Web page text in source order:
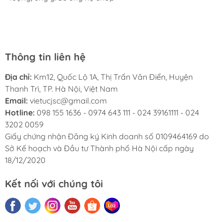
Thông tin liên hệ
Địa chỉ: Km12, Quốc Lộ 1A, Thị Trấn Văn Điển, Huyện
Thanh Trì, TP. Hà Nội, Việt Nam
Email: vietucjsc@gmail.com
Hotline: 098 155 1636 - 0974 643 111 - 024 39161111 - 024
3202 0059
Giấy chứng nhận Đăng ký Kinh doanh số 0109464169 do
Sở Kế hoạch và Đầu tư Thành phố Hà Nội cấp ngày
18/12/2020
Kết nối với chúng tôi